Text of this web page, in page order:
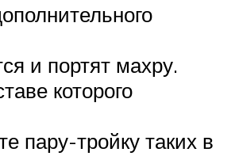
и портят махру.
которого
пару-тройку таких в